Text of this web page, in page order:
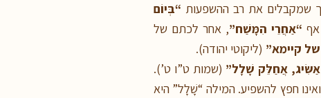
שמקבלים את רב ההשפעות “בְּיוֹם
“אַחֲרֵי הִמָּשַׁח”, אחר לכתם של
קיימא” (ליקוטי יהודה).
אֲחַלֵּק שָׁלָל” (שמות ט”ו ט’).
חפץ להשפיע. המילה “שָׁלָל” היא